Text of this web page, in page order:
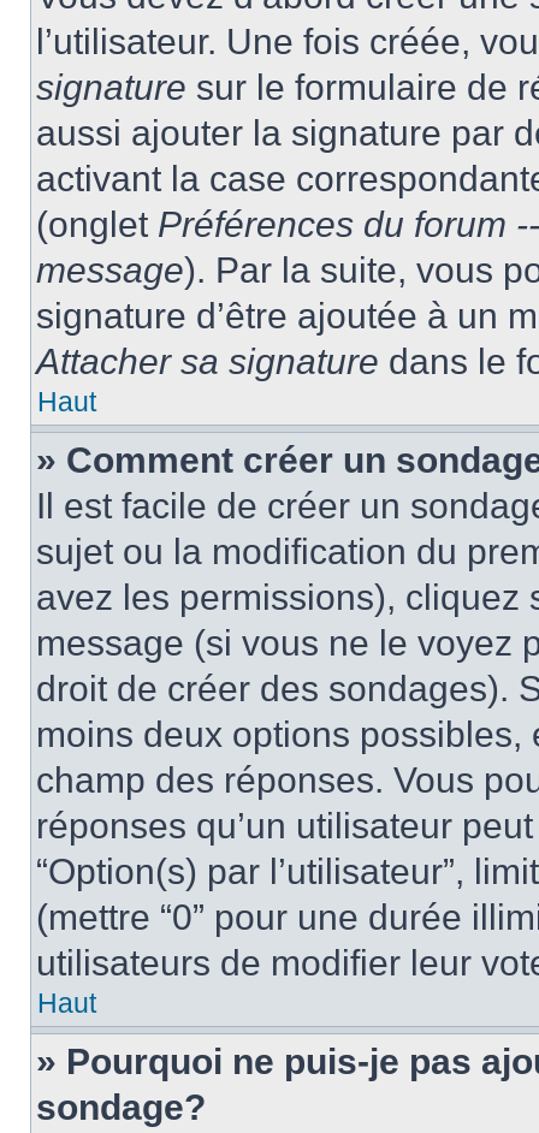
l’utilisateur. Une fois créée,
signature sur le formulaire de
aussi ajouter la signature par
activant la case
(onglet Préférences du forum
message). Par la suite, vous
signature d’être ajoutée à un
Attacher sa signature dans le
Haut
» Comment créer un
Il est facile de créer un
sujet ou la modification du
avez les permissions), cliquez
message (si vous ne le voyez
droit de créer des sondages).
moins deux options
champ des réponses. Vous
réponses qu’un utilisateur
“Option(s) par l’utilisateur”,
(mettre “0” pour une durée
utilisateurs de modifier leur
Haut
» Pourquoi ne puis-je pas
sondage?